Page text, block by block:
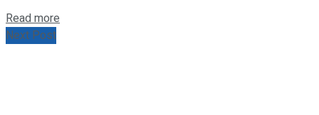
Read more
Next Post